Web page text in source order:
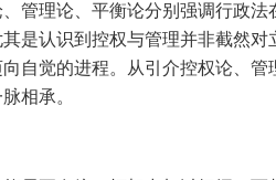
管理论、平衡论分别强调行政
是认识到控权与管理并非截然对
自觉的进程。从引介控权论、
相承。